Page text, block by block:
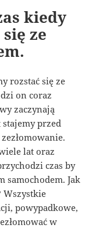
kiedy
ze
rozstać się ze
on coraz
zaczynają
stajemy przed
lat oraz
czas by
samochodem. Jak
Wszystkie
powypadkowe,
w